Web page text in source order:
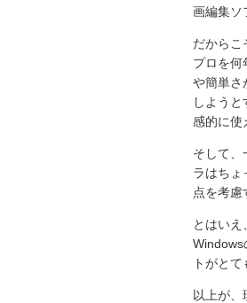
画編集ソ
だからこ
プロを何
や簡単さ
しよう
感的に使
そして、
ラはちょ
点を考慮
とはいえ
Windows
トがと
以上が